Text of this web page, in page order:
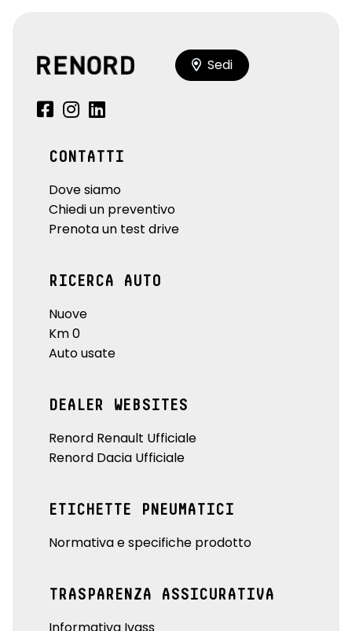
Sedi
CONTATTI
Dove siamo
Chiedi un preventivo
Prenota un test drive
RICERCA AUTO
Nuove
Km 0
Auto usate
DEALER WEBSITES
Renord Renault Ufficiale
Renord Dacia Ufficiale
ETICHETTE PNEUMATICI
Normativa e specifiche prodotto
TRASPARENZA ASSICURATIVA
Informativa Ivass